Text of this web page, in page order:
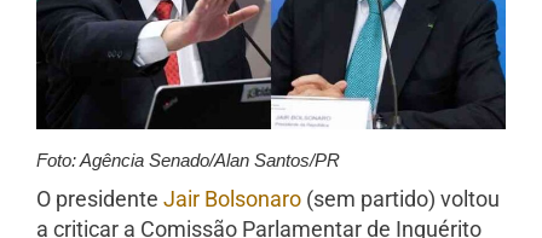
Foto: Agência Senado/Alan Santos/PR
O presidente Jair Bolsonaro (sem partido) voltou
a criticar a Comissão Parlamentar de Inquérito